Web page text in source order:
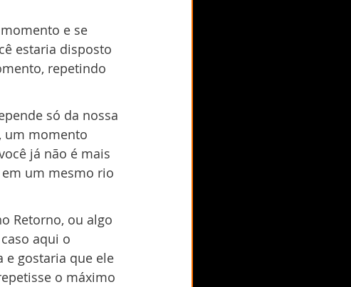
e se
estaria disposto
repetindo
só da nossa
um momento
já não é mais
um mesmo rio
Retorno, ou algo
aqui o
e gostaria que ele
o máximo